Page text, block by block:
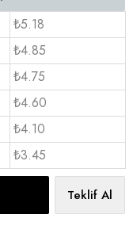
₺5.18
₺4.85
₺4.75
₺4.60
₺4.10
₺3.45
Teklif Al